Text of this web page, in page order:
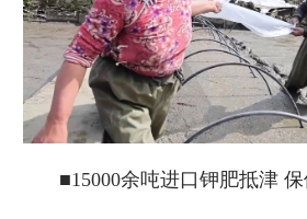
■15000余吨进口钾肥抵津